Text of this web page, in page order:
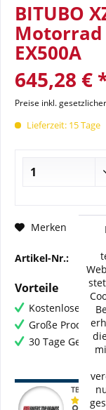
BITUBO
Motorrad
EX500A
645,28 €
Preise inkl.
Lieferzeit: 15 Tage
Merken
Artikel-Nr.:
Vorteile
Kostenloser
Große
30 Tage Geld-